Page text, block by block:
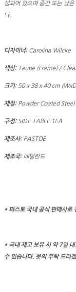
성되어 있으며 중간 또는 낮
다.
디자이너:Carolina Wilcke
색상:Taupe (Frame) /
크기:50 x 38 x 40 cm
재질:Powder Coated Steel
구성:SIDE TABLE 1EA
제조사:PASTOE
제조국:네덜란드
* 파스토 국내 공식 판매사로
* 국내 재고 보유 시 약 7일
수 있습니다. 문의 부탁 드리